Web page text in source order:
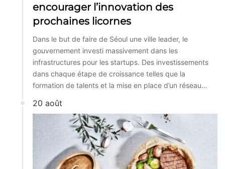
encourager l’innovation des
prochaines licornes
Dans le but de faire de Séoul une ville leader, le
gouvernement investi massivement dans les
infrastructures pour les startups. Des investissements
dans chaque étape de croissance telles que la
formation de talents et la mise en place d’un réseau…
20 août